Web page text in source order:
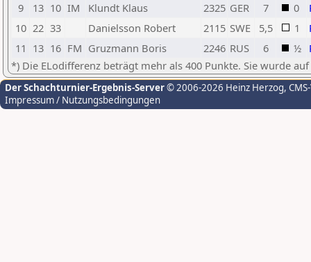
9
13 10 IM Klundt Klaus 2325 GER 7 0
10 22 33 Danielsson Robert 2115 SWE 5,5 1
11 13 16 FM Gruzmann Boris 2246 RUS 6 ½
*) Die ELodifferenz beträgt mehr als 400 Punkte. Sie wurde
Der Schachturnier-Ergebnis-Server© 2006-2026 Heinz Herzog,
Impressum / Nutzungsbedingungen